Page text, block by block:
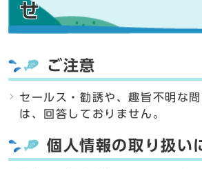
せ
ご注意
セールス・勧誘や、趣旨不明な
は、回答しておりません。
個人情報の取り扱い